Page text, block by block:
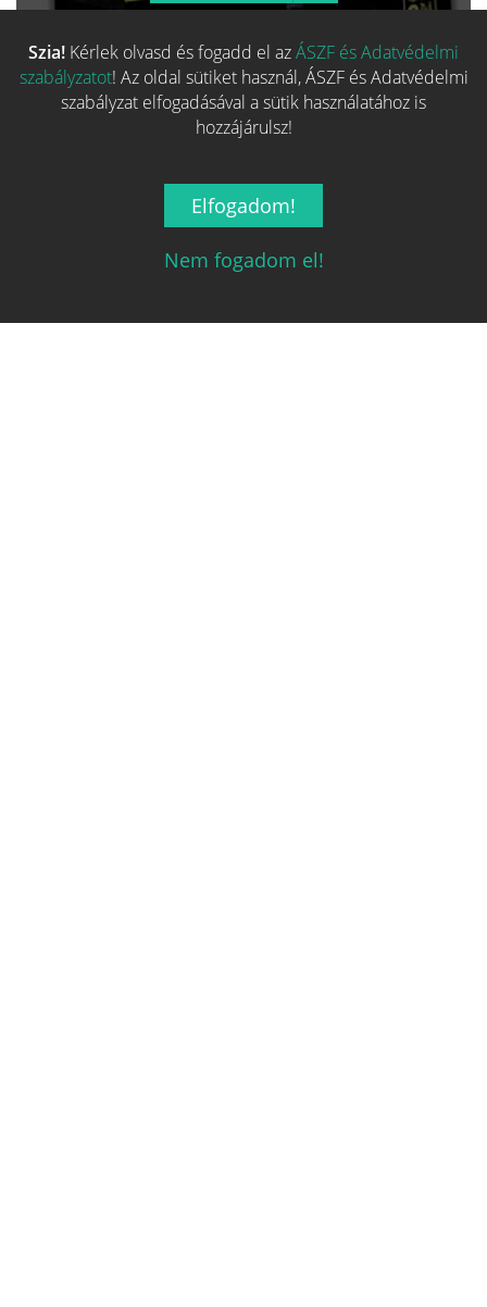
Több hasonló játék keresése
Szia! Kérlek olvasd és fogadd el azÁSZF és Adatvédelmi
szabályzatot! Az oldal sütiket használ, ÁSZF és Adatvédelmi
szabályzat elfogadásával a sütik használatához is
hozzájárulsz!
Elfogadom!
Nem fogadom el!